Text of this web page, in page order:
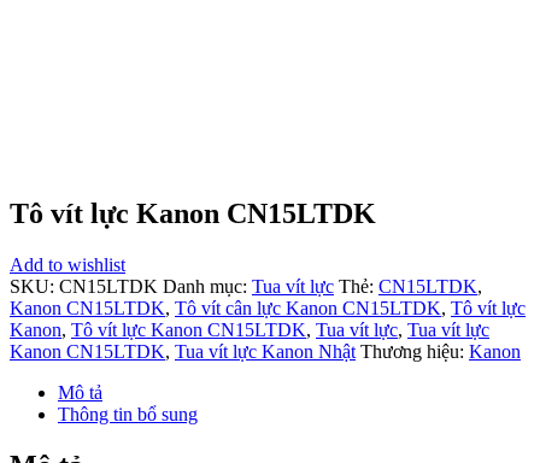
Tô vít lực Kanon CN15LTDK
Add to wishlist
SKU: CN15LTDK Danh mục: Tua vít lực Thẻ: CN15LTDK,
Kanon CN15LTDK, Tô vít cân lực Kanon CN15LTDK, Tô vít lực
Kanon, Tô vít lực Kanon CN15LTDK, Tua vít lực, Tua vít lực
Kanon CN15LTDK, Tua vít lực Kanon Nhật Thương hiệu: Kanon
Mô tả
Thông tin bổ sung